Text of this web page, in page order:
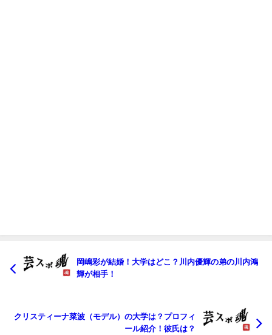
岡嶋彩が結婚！大学はどこ？川内優輝の弟の川内鴻
輝が相手！
クリスティーナ菜波（モデル）の大学は？プロフィ
ール紹介！彼氏は？